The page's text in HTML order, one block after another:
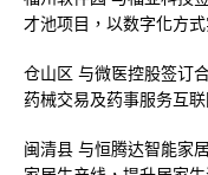
才池项目，以数字化方
仓山区 与微医控股签订
药械交易及药事服务互
闽清县 与恒腾达智能家